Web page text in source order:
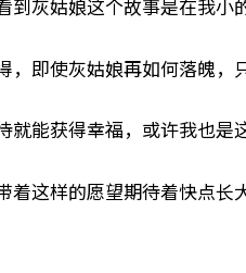
到灰姑娘这个故事是在我小
，即使灰姑娘再如何落魄，
就能获得幸福，或许我也是
着这样的愿望期待着快点长